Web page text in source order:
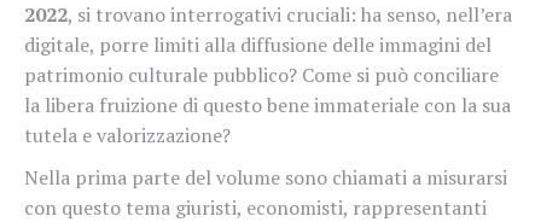
2022, si trovano interrogativi cruciali: ha senso, nell’era
digitale, porre limiti alla diffusione delle immagini del
patrimonio culturale pubblico? Come si può conciliare
la libera fruizione di questo bene immateriale con la sua
tutela e valorizzazione?
Nella prima parte del volume sono chiamati a misurarsi
con questo tema giuristi, economisti, rappresentanti